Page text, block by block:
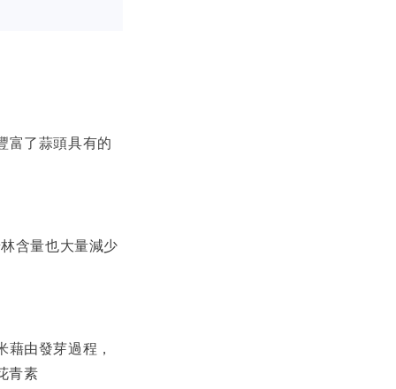
富了蒜頭具有的
含量也大量減少
由發芽過程，
青素